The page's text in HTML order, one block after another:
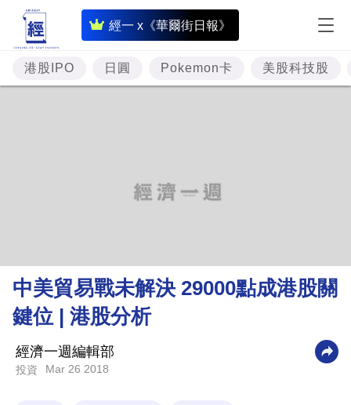
經一 x《華爾街日報》
即
時
財
經
理
財
商
業
科
港股IPO 日圓 Pokemon卡 美股科技股
中美貿易戰未解決 29000點成港股關
鍵位 | 港股分析
經濟一週編輯部
投資 Mar 26 2018